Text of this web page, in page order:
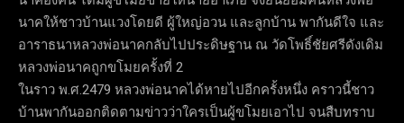
นาคให้ชาวบ้านแวงโดยดี ผู้ใหญ่อวน และลูกบ้าน พากันดีใจ และ
อาราธนาหลวงพ่อนาคกลับไปประดิษฐาน ณ วัดโพธิ์ชัยศรีดังเดิม
หลวงพ่อนาคถูกขโมยครั้งที่ 2
ในราว พ.ศ.2479 หลวงพ่อนาคได้หายไปอีกครั้งหนึ่ง คราวนี้ชาว
บ้านพากันออกติดตามข่าวว่าใครเป็นผู้ขโมยเอาไป จนสืบทราบ